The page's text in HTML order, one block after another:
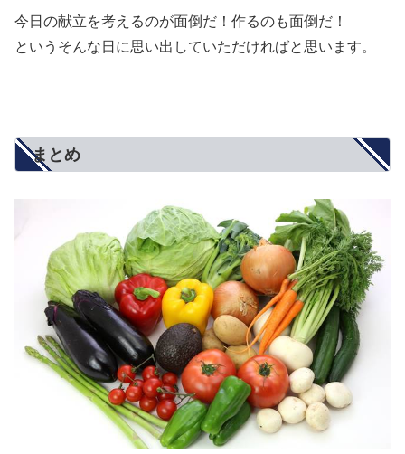
今日の献立を考えるのが面倒だ！作るのも面倒だ！
というそんな日に思い出していただければと思います。
まとめ